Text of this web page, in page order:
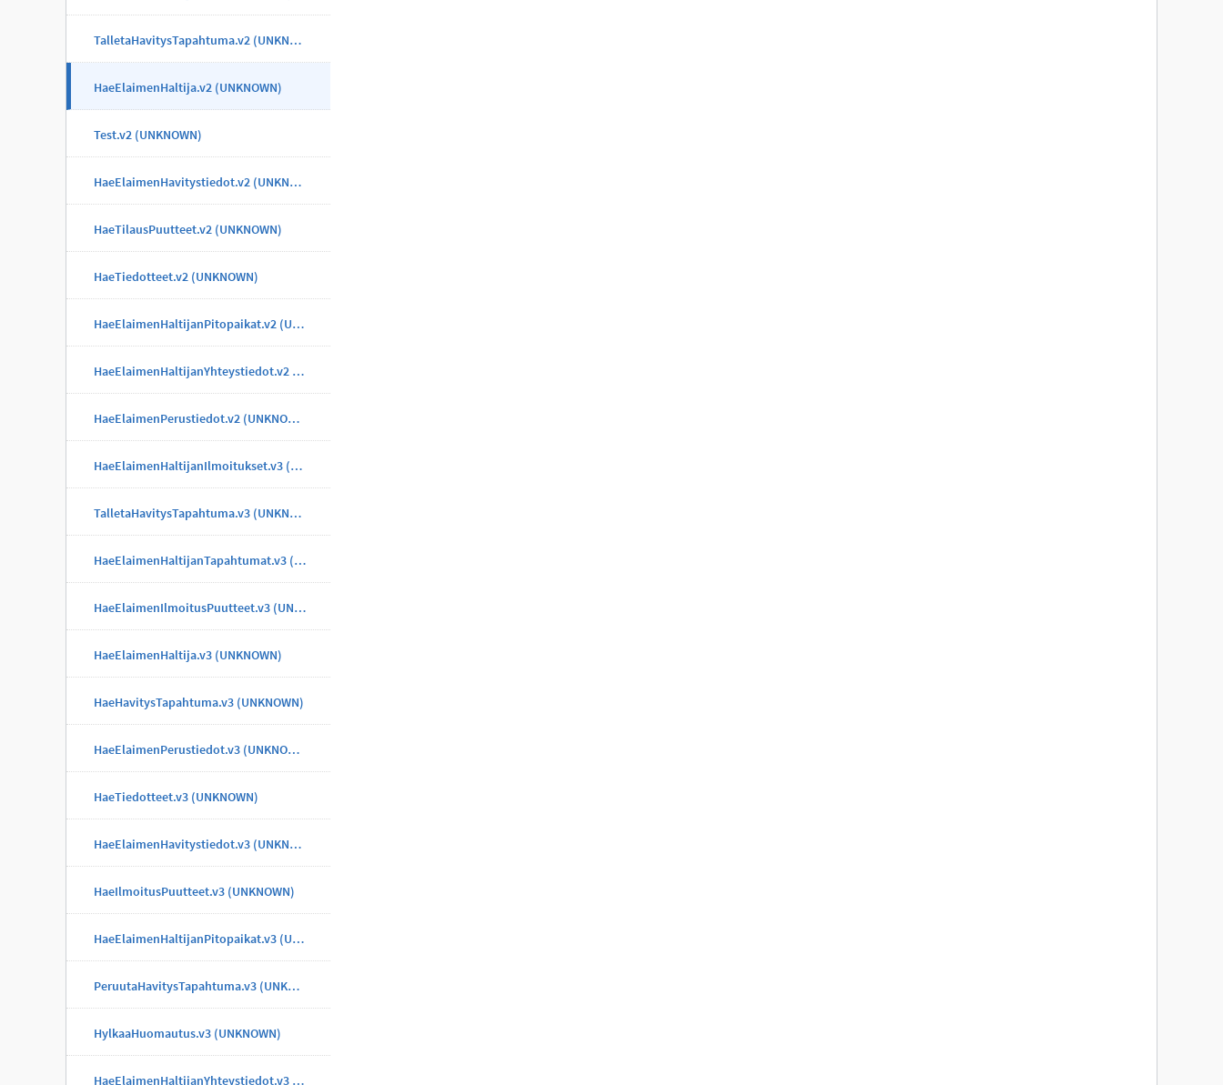
TalletaHavitysTapahtuma.v2 (UNKNOWN)
HaeElaimenHaltija.v2 (UNKNOWN)
Test.v2 (UNKNOWN)
HaeElaimenHavitystiedot.v2 (UNKNOWN)
HaeTilausPuutteet.v2 (UNKNOWN)
HaeTiedotteet.v2 (UNKNOWN)
HaeElaimenHaltijanPitopaikat.v2 (UNKNOWN)
HaeElaimenHaltijanYhteystiedot.v2 (UNKNOWN)
HaeElaimenPerustiedot.v2 (UNKNOWN)
HaeElaimenHaltijanIlmoitukset.v3 (UNKNOWN)
TalletaHavitysTapahtuma.v3 (UNKNOWN)
HaeElaimenHaltijanTapahtumat.v3 (UNKNOWN)
HaeElaimenIlmoitusPuutteet.v3 (UNKNOWN)
HaeElaimenHaltija.v3 (UNKNOWN)
HaeHavitysTapahtuma.v3 (UNKNOWN)
HaeElaimenPerustiedot.v3 (UNKNOWN)
HaeTiedotteet.v3 (UNKNOWN)
HaeElaimenHavitystiedot.v3 (UNKNOWN)
HaeIlmoitusPuutteet.v3 (UNKNOWN)
HaeElaimenHaltijanPitopaikat.v3 (UNKNOWN)
PeruutaHavitysTapahtuma.v3 (UNKNOWN)
HylkaaHuomautus.v3 (UNKNOWN)
HaeElaimenHaltijanYhteystiedot.v3 (UNKNOWN)